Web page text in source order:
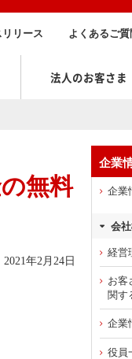
リース よくあるご
法人のお客さま
無料
2021年2月24日
企業
企業
会
経営
お客
関す
企業
役員